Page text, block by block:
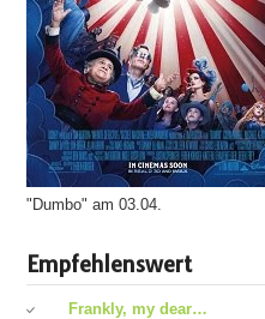
"Dumbo" am 03.04.
Empfehlenswert
Frankly, my dear…